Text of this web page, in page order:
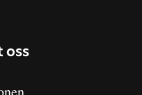
oss